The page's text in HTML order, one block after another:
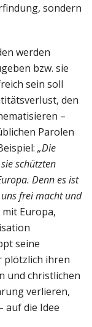
sondern
werden
bzw. sie
sein soll
den
–
Parolen
„Die
schützten
Denn es ist
frei macht und
Europa,
seine
plötzlich ihren
und christlichen
verlieren,
auf die Idee